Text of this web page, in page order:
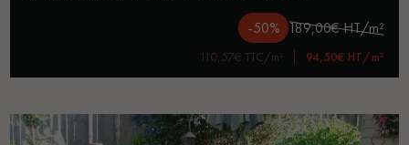
-50% 189,00€ HT/m²
110,57€ TTC/m² 94,50€ HT/m²